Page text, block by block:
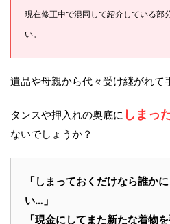
現在修正中で混同して紹介している部
い。
遺品や母親から代々受け継がれて
タンスや押入れの奥底に しまっ
ないでしょうか？
「しまっておくだけなら誰か
い…」
「現金にしてまた新たな着物